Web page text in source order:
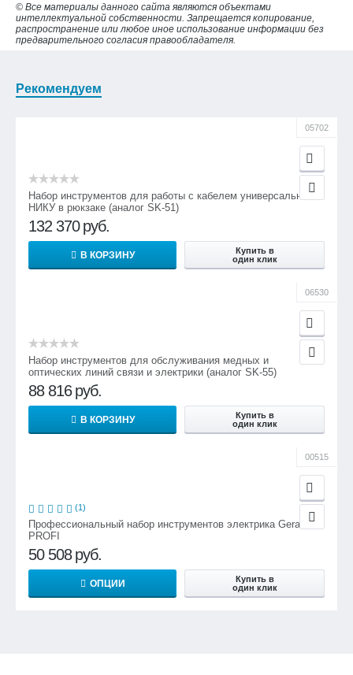
© Все материалы данного сайта являются объектами
интеллектуальной собственности. Запрещается копирование,
распространение или любое иное использование информации без
предварительного согласия правообладателя.
Рекомендуем
05702
Набор инструментов для работы с кабелем универсальный
НИКУ в рюкзаке (аналог SK-51)
132 370 руб.
В КОРЗИНУ
Купить в
один клик
06530
Набор инструментов для обслуживания медных и
оптических линий связи и электрики (аналог SK-55)
88 816 руб.
В КОРЗИНУ
Купить в
один клик
00515
(1)
Профессиональный набор инструментов электрика Gerat
PROFI
50 508 руб.
ОПЦИИ
Купить в
один клик